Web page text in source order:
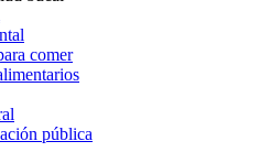
comer
pública